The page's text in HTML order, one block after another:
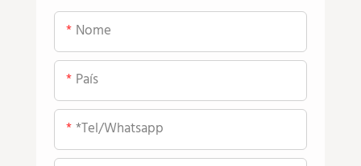
Nome
País
*tel/whatsapp